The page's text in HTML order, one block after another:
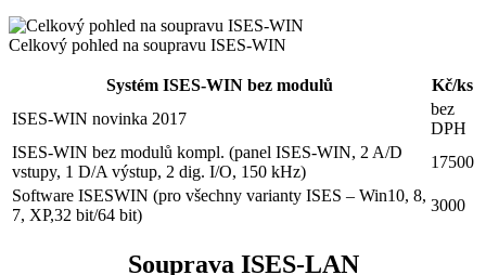
Celkový pohled na soupravu ISES-WIN
Systém ISES-WIN bez modulů
Kč/ks
ISES-WIN novinka 2017
bez
DPH
ISES-WIN bez modulů kompl. (panel ISES-WIN, 2 A/D
vstupy, 1 D/A výstup, 2 dig. I/O, 150 kHz)
17500
Software ISESWIN (pro všechny varianty ISES – Win10, 8,
7, XP,32 bit/64 bit)
3000
Souprava ISES-LAN